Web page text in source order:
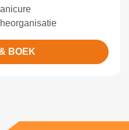
BOEK